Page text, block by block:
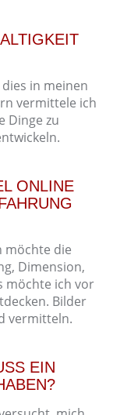
in meinen
vermittele ich
Dinge zu
ONLINE
möchte die
Dimension,
möchte ich vor
Bilder
vermitteln.
EIN